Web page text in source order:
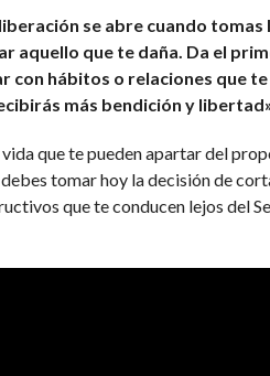
se abre cuando tomas
aquello que te daña. Da el
con hábitos o relaciones que te
más bendición y
que te pueden apartar del
tomar hoy la decisión de
que te conducen lejos del